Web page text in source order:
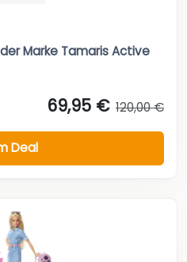
Marke Tamaris Active
69,95 € 120,00 €
Deal